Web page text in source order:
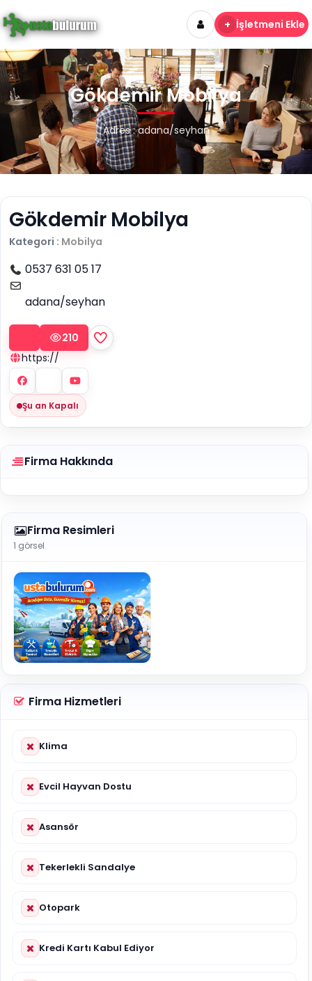
+ İşletmeni Ekle
Gökdemir Mobilya
Adres : adana/seyhan
Gökdemir Mobilya
Kategori : Mobilya
0537 631 05 17
adana/seyhan
210
https://
Şu an Kapalı
Firma Hakkında
Firma Resimleri
1 görsel
Firma Hizmetleri
Klima
Evcil Hayvan Dostu
Asansör
Tekerlekli Sandalye
Otopark
Kredi Kartı Kabul Ediyor